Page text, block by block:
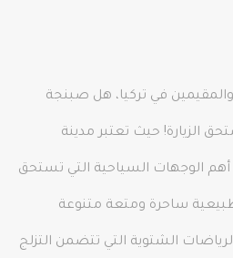
في تركيا، هل صبنجة
الزيارة! حيث تعتبر مدينة
الوجهات السياحية التي تستحق
طبيعية ساحرة ومتعة متنوعة
الشتوية التي تتضمن التزلج